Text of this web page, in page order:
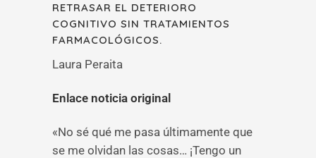
RETRASAR EL DETERIORO
COGNITIVO SIN TRATAMIENTOS
FARMACOLÓGICOS.
Laura Peraita
Enlace noticia original
«No sé qué me pasa últimamente que
se me olvidan las cosas… ¡Tengo un